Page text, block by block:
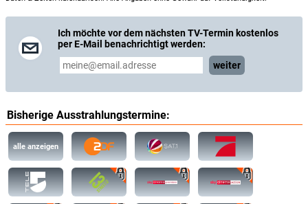
Ich möchte vor dem nächsten TV-Termin kostenlos
per E-Mail benachrichtigt werden:
weiter
Bisherige Ausstrahlungstermine:
alle anzeigen